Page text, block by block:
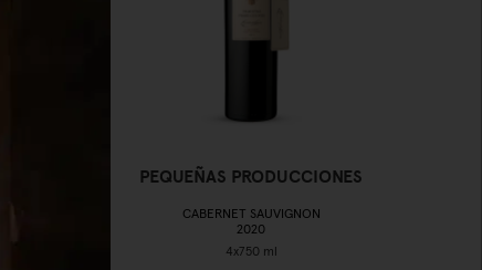
PEQUEÑAS PRODUCCIONES
CABERNET SAUVIGNON
2020